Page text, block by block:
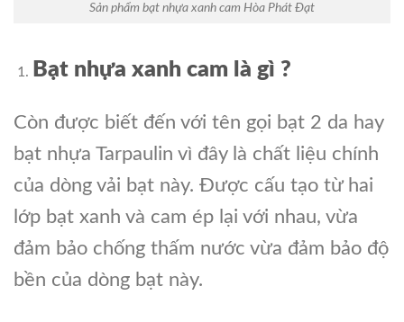
Sản phẩm bạt nhựa xanh cam Hòa Phát Đạt
Bạt nhựa xanh cam là gì ?
Còn được biết đến với tên gọi bạt 2 da hay
bạt nhựa Tarpaulin vì đây là chất liệu chính
của dòng vải bạt này. Được cấu tạo từ hai
lớp bạt xanh và cam ép lại với nhau, vừa
đảm bảo chống thấm nước vừa đảm bảo độ
bền của dòng bạt này.